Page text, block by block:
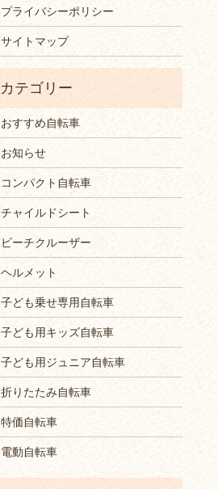
プライバシーポリシー
サイトマップ
おすすめ自転車
お知らせ
コンパクト自転車
チャイルドシート
ビーチクルーザー
ヘルメット
子ども乗せ専用自転車
子ども用キッズ自転車
子ども用ジュニア自転車
折りたたみ自転車
特価自転車
電動自転車